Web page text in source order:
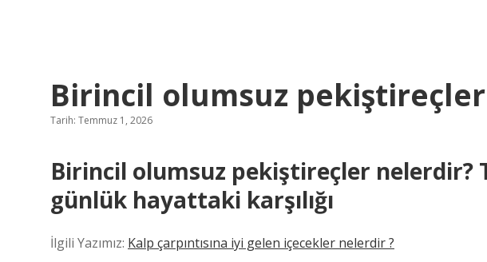
Birincil olumsuz
Tarih: Temmuz 1, 2026
Birincil olumsuz pekiştireçler nelerdir?
günlük hayattaki karşılığı
İlgili Yazımız: Kalp çarpıntısına iyi gelen içecekler nelerdir ?